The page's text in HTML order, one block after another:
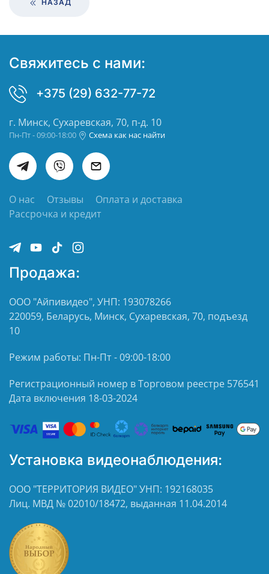
НАЗАД
Свяжитесь с нами:
+375 (29) 632-77-72
г. Минск, Сухаревская, 70, п-д. 10
Пн-Пт - 09:00-18:00 Схема как нас найти
О нас Отзывы
Оплата и доставка
Рассрочка и кредит
Продажа:
ООО "Айпивидео", УНП: 193078266
220059, Беларусь, Минск, Сухаревская, 70, подъезд
10
Режим работы: Пн-Пт - 09:00-18:00
Регистрационный номер в Торговом реестре 576541
Дата включения 18-03-2024
Установка видеонаблюдения:
ООО "ТЕРРИТОРИЯ ВИДЕО" УНП: 192168035
Лиц. МВД № 02010/18472, выданная 11.04.2014